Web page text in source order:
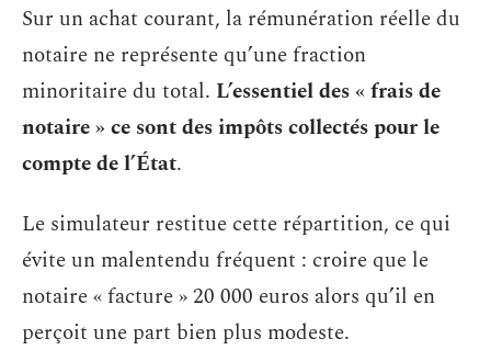
Sur un achat courant, la rémunération réelle du
notaire ne représente qu’une fraction
minoritaire du total. L’essentiel des « frais de
notaire » ce sont des impôts collectés pour le
compte de l’État.
Le simulateur restitue cette répartition, ce qui
évite un malentendu fréquent : croire que le
notaire « facture » 20 000 euros alors qu’il en
perçoit une part bien plus modeste.